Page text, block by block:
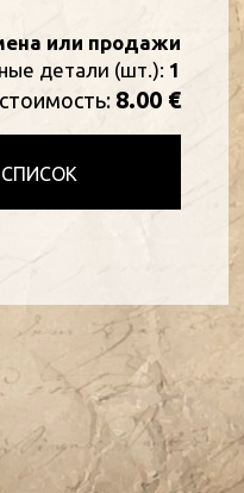
или продажи
детали (шт.): 1
8.00 €